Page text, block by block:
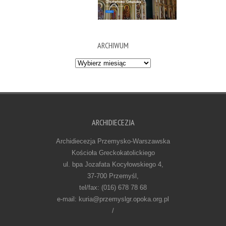
ARCHIWUM
Archiwum
ARCHIDIECEZJA
Archidiecezja Przemysko-Warszawska
Kościoła Greckokatolickiego
ul. bpa Jozafata Kocyłowskiego 4,
37-700 Przemyśl,
tel/fax: (016) 678 78 68
e-mail: kuria@przemyslgr.opoka.org.pl
/